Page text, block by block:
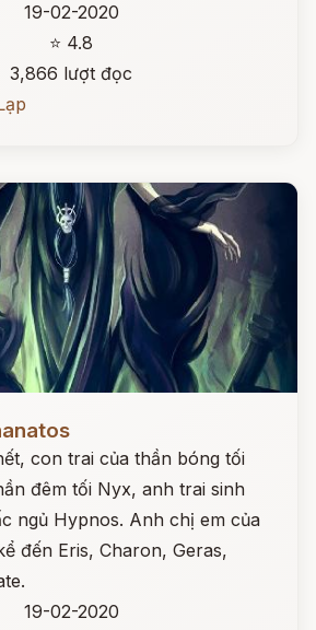
19-02-2020
⭐ 4.8
3,866 lượt đọc
con trai của thần bóng tối
đêm tối Nyx, anh trai sinh
ngủ Hypnos. Anh chị em của
đến Eris, Charon, Geras,
19-02-2020